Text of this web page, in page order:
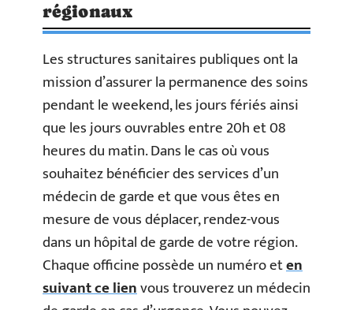
régionaux
Les structures sanitaires publiques ont la
mission d’assurer la permanence des soins
pendant le weekend, les jours fériés ainsi
que les jours ouvrables entre 20h et 08
heures du matin. Dans le cas où vous
souhaitez bénéficier des services d’un
médecin de garde et que vous êtes en
mesure de vous déplacer, rendez-vous
dans un hôpital de garde de votre région.
Chaque officine possède un numéro eten
suivant ce lienvous trouverez un médecin